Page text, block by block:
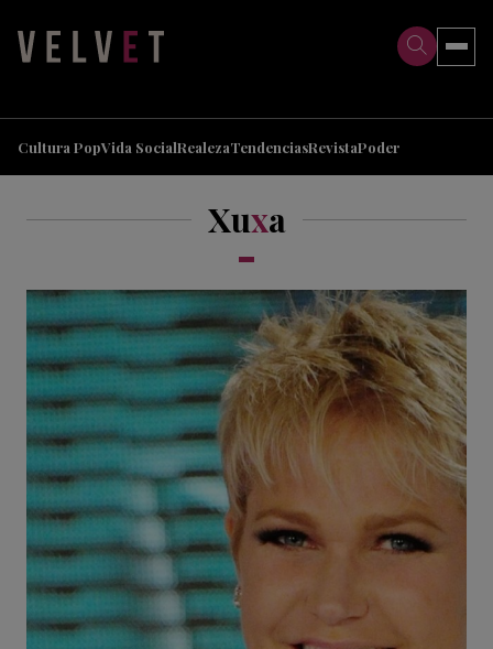
Cultura PopVida SocialRealezaTendenciasRevistaPoder
Xuxa